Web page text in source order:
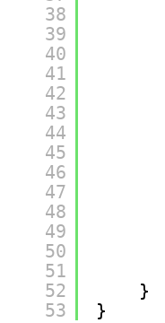
38
39
40
41
42
43
44
45
46
47
48
49
50
51
52
53
}
}